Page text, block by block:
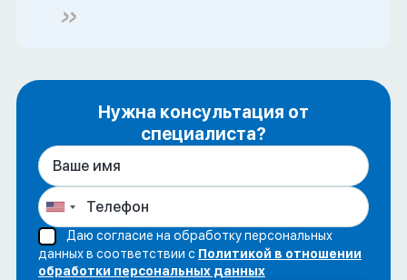
Нужна консультация от
специалиста?
Даю согласие на обработку персональных
данных в соответствии с Политикой в отношении
обработки персональных данных